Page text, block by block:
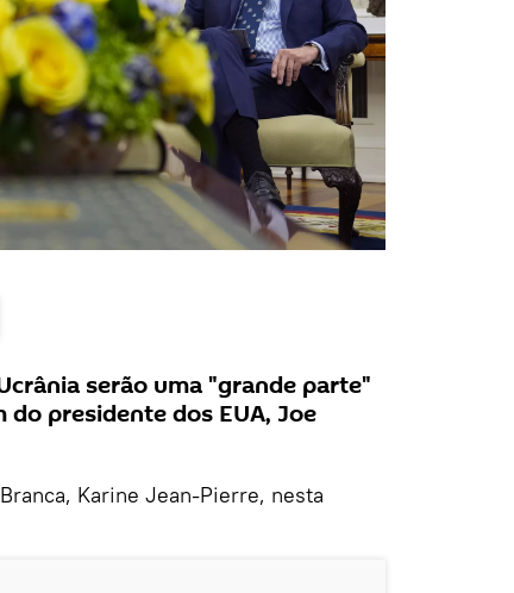
serão uma "grande parte"
presidente dos EUA, Joe
Karine Jean-Pierre, nesta